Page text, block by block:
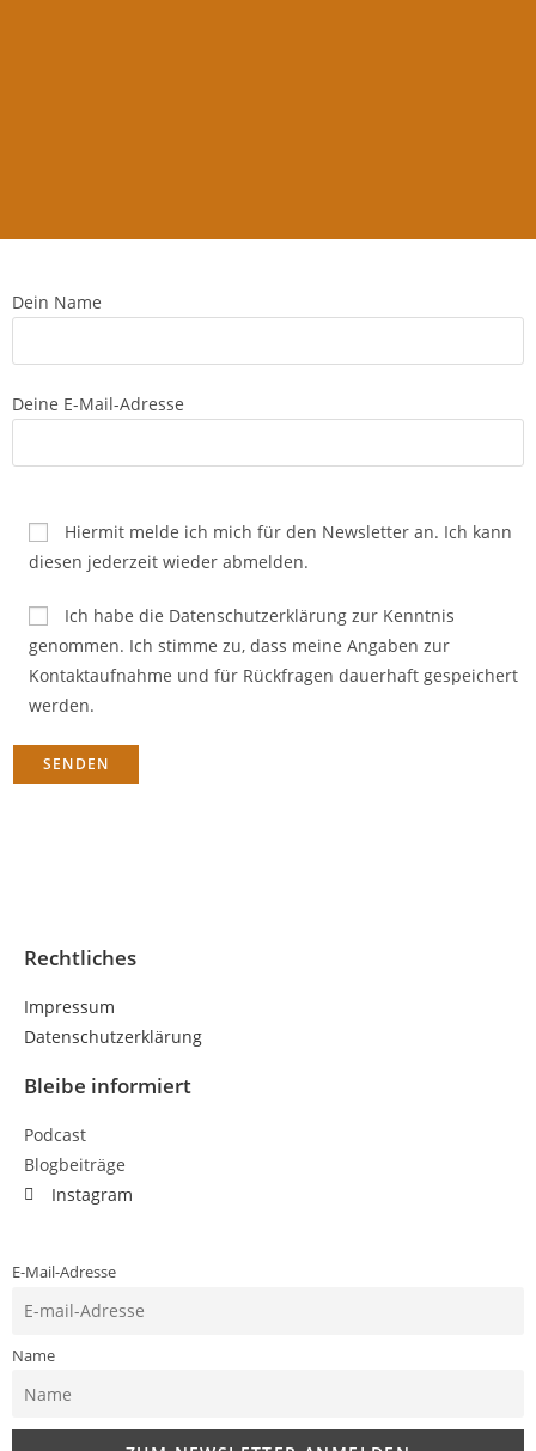
Dein Name
Deine E-Mail-Adresse
Hiermit melde ich mich für den Newsletter an. Ich kann
diesen jederzeit wieder abmelden.
Ich habe die Datenschutzerklärung zur Kenntnis
genommen. Ich stimme zu, dass meine Angaben zur
Kontaktaufnahme und für Rückfragen dauerhaft gespeichert
werden.
Rechtliches
Impressum
Datenschutzerklärung
Bleibe informiert
Podcast
Blogbeiträge
Instagram
E-Mail-Adresse
Name